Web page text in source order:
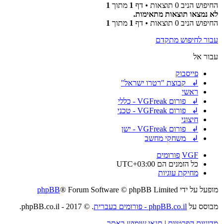
החיפוש הניב 0 תוצאות • דף
1 מתוך 1
לא נמצאו תוצאות מתאימות.
החיפוש הניב 0 תוצאות • דף
1 מתוך 1
עבור לחיפוש מתקדם
עבור אל
פייסבוק
↲ קבוצת "רטרו ישראל"
ראשי
↲ פורום VGFreak - כללי
↲ פורום VGFreak - טכני
חיצוני
↲ פורום VGFreak - ישן
↲ משחקי מחשב
VGF פורומים
כל הזמנים הם UTC+03:00
מחיקת עוגיות
מופעל על ידי
phpBB® Forum Software © phpBB Limited
מבוסס על phpBB.co.il - פורומים בעברית
. © 2017 - phpBB.co.il.